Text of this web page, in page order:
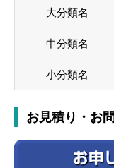
大分類名
中分類名
小分類名
お見積り・お